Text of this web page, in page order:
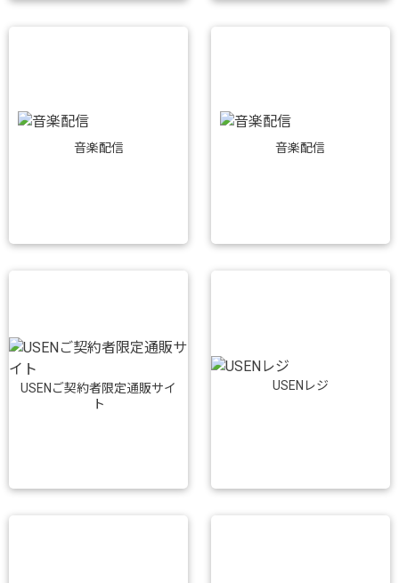
音楽配信 音楽配信
USENご契約者限定通販サイ
ト
USENレジ